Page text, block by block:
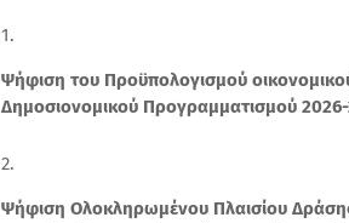
Ψήφιση του Προϋπολογισμού
Δημοσιονομικού Προγραμματισμού
Ψήφιση Ολοκληρωμένου Πλαισίου